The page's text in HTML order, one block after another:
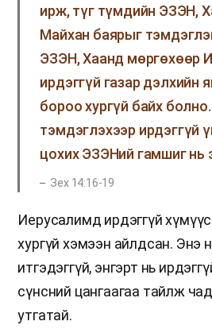
ирж, түг түмдийн ЭЗЭН,
Майхан баярыг
ЭЗЭН, Хаанд мөргөхөөр
ирдэггүй газар дэлхийн
бороо хургүй байх
тэмдэглэхээр ирдэггүй
цохих ЭЗЭНий гамшиг нь
Зех 14:16-19
Иерусалимд ирдэггүй
хургүй хэмээн айлдсан. Энэ
итгэдэггүй, энгэрт нь
сүнсний цангаагаа тайлж
утгатай.